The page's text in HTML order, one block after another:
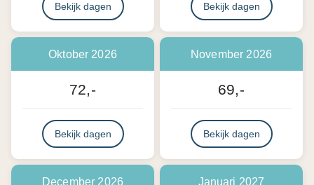
Bekijk dagen Bekijk dagen
Oktober 2026
72,-
Bekijk dagen
November 2026
69,-
Bekijk dagen
December 2026 Januari 2027